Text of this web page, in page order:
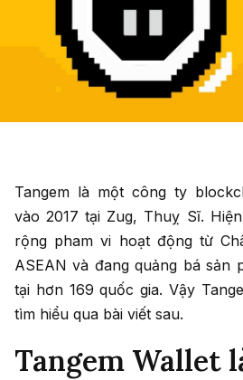
Tangem là một công ty
vào 2017 tại Zug, Thuỵ Sĩ.
rộng pham vi hoạt động từ
ASEAN và đang quảng bá sản
tại hơn 169 quốc gia. Vậy
tìm hiểu qua bài viết sau.
Tangem Wallet